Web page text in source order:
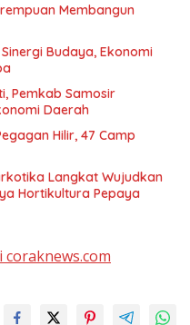
Membangun
Budaya, Ekonomi
Pemkab Samosir
Daerah
Hilir, 47 Camp
Langkat Wujudkan
Hortikultura Pepaya